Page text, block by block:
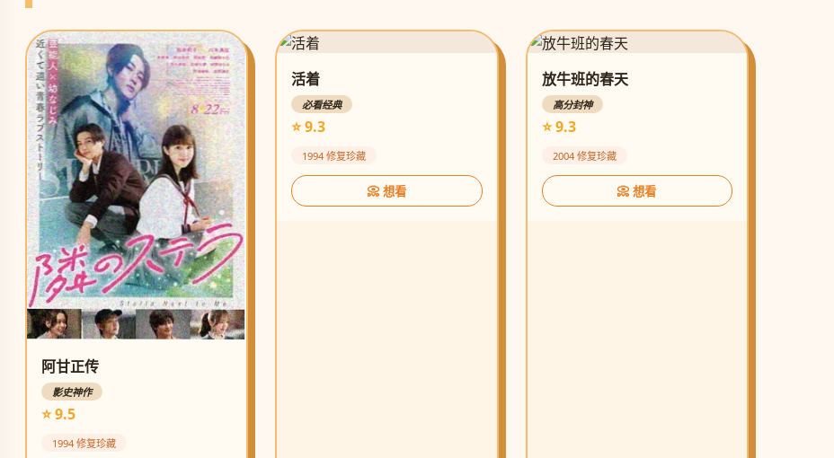
阿甘正传
影史神作
⭐ 9.5
1994 修复珍藏
活着
必看经典
⭐ 9.3
1994 修复珍藏
📀 想看
放牛班的春天
高分封神
⭐ 9.3
2004 修复珍藏
📀 想看